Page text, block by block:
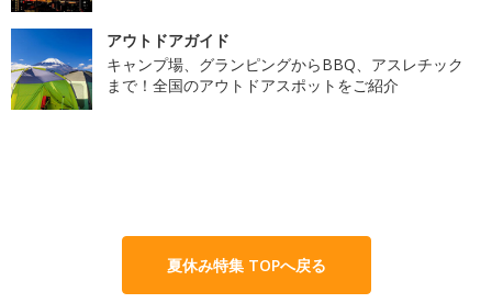
アウトドアガイド
キャンプ場、グランピングからBBQ、アスレチック
まで！全国のアウトドアスポットをご紹介
夏休み特集 TOPへ戻る